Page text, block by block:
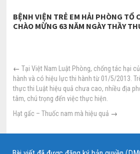
BỆNH VIỆN TRẺ EM HẢI PHÒNG TỔ
CHÀO MỪNG 63 NĂM NGÀY THẦY
←Tại Việt Nam Luật Phòng, chống tác hại
hành và có hiệu lực thi hành từ 01/5/2013.
thực thi Luật hiệu quả chưa cao, nhiều địa
tâm, chú trọng đến việc thực hiện.
Hạt gấc – Thuốc nam mà hiệu quả →